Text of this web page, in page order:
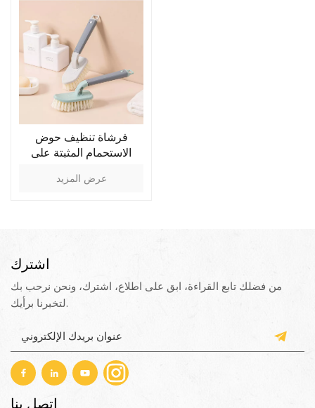
فرشاة تنظيف حوض
الاستحمام المثبتة على
عرض المزيد
اشترك
من فضلك تابع القراءة، ابق على اطلاع، اشترك، ونحن نرحب بك
لتخبرنا برأيك.
اتصل بنا